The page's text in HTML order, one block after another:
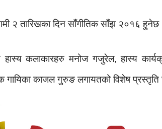
२ तारिखका दिन साँगीतिक साँझ २०१६ हुनेछ
हास्य कलाकारहरु मनोज गजुरेल, हास्य
गायिका काजल गुरुङ लगायतको विशेष